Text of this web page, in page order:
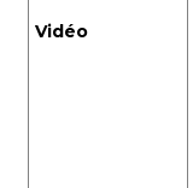
Vidéo